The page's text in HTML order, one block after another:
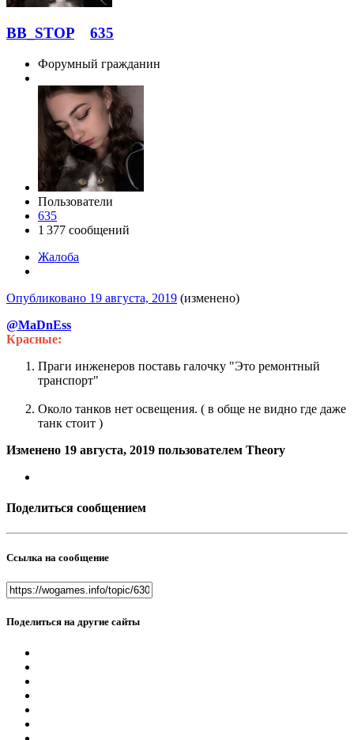
BB_STOP 635
Форумный гражданин
Пользователи
635
1 377 сообщений
Жалоба
Опубликовано 19 августа, 2019 (изменено)
@MaDnEss
Красные:
Праги инженеров поставь галочку "Это ремонтный
транспорт"
Около танков нет освещения. ( в обще не видно где даже
танк стоит )
Изменено 19 августа, 2019 пользователем Theory
Поделиться сообщением
Ссылка на сообщение
Поделиться на другие сайты